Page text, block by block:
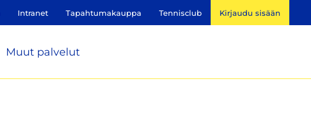
Intranet Tapahtumakauppa Tennisclub Kirjaudu sisään
Muut palvelut